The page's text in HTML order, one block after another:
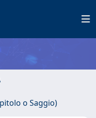
o Saggio)